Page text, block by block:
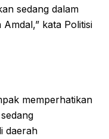
sedang dalam
kata Politisi
memperhatikan
daerah